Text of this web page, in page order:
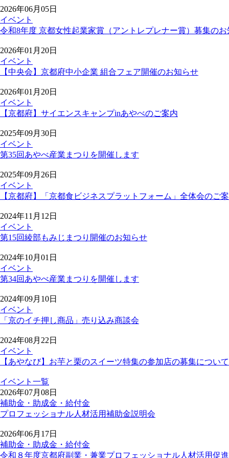
2026年06月05日
イベント
令和8年度 京都女性起業家賞（アントレプレナー賞）募集のお
2026年01月20日
イベント
【中央会】京都府中小企業 組合フェア開催のお知らせ
2026年01月20日
イベント
【京都府】サイエンスキャンプinあやべのご案内
2025年09月30日
イベント
第35回あやべ産業まつりを開催します
2025年09月26日
イベント
【京都府】「京都食ビジネスプラットフォーム」全体会のご
2024年11月12日
イベント
第15回綾部もみじまつり開催のお知らせ
2024年10月01日
イベント
第34回あやべ産業まつりを開催します
2024年09月10日
イベント
「京のイチ押し商品」売り込み商談会
2024年08月22日
イベント
【あやなび】お芋と栗のスイーツ特集の参加店の募集について
イベント一覧
2026年07月08日
補助金・助成金・給付金
プロフェッショナル人材活用補助金説明会
2026年06月17日
補助金・助成金・給付金
令和８年度京都府副業・兼業プロフェッショナル人材活用促